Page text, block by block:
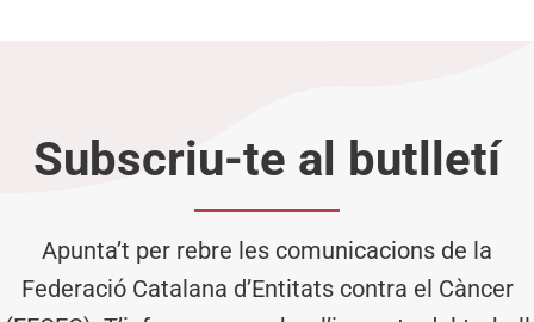
Subscriu-te al butlletí
Apunta’t per rebre les comunicacions de la
Federació Catalana d’Entitats contra el Càncer